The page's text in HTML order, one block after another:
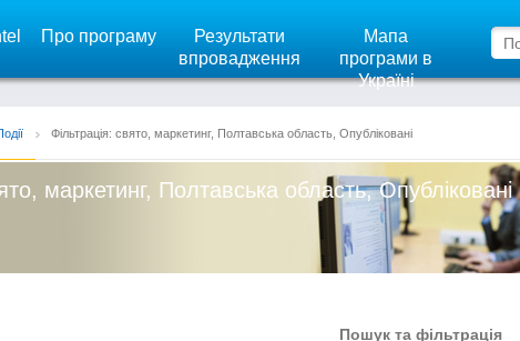
Про програму
Результати
впровадження
Мапа
програми в
Україні
Фільтрація: свято, маркетинг, Полтавська область, Опубліковані
маркетинг, Полтавська область, Опубліковані
Пошук та фільтрація